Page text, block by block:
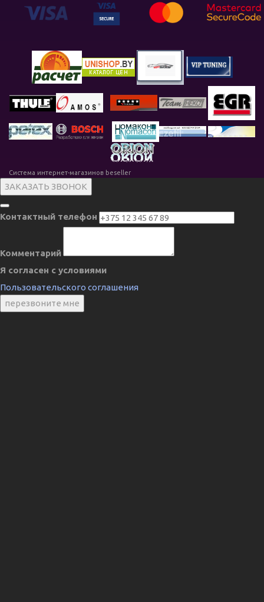
Система интернет-магазинов beseller
ЗАКАЗАТЬ ЗВОНОК
Контактный телефон
Комментарий
Я согласен с условиями
Пользовательского соглашения
перезвоните мне